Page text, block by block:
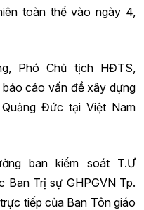
toàn thể vào ngày 4,
Phó Chủ tịch HĐTS,
báo cáo vấn đề xây dựng
Đức tại Việt Nam
ban kiểm soát T.Ư
Ban Trị sự GHPGVN Tp.
tiếp của Ban Tôn giáo